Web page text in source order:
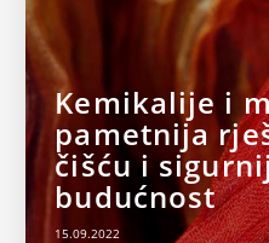
Kemikalije i
pametnija
čišću i
budućnost
15.09.2022